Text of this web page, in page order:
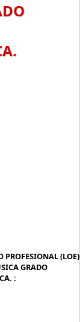
PROFESIONAL (LOE)
GRADO
: